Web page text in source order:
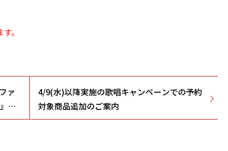
。
ァ
放
4/9(水)以降実施の歌唱キャンペーンでの予約
対象商品追加のご案内